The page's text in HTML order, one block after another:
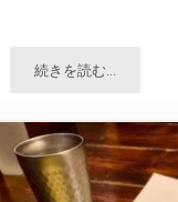
広場店で全部盛りプレー
続きを読む…谷口カレーで